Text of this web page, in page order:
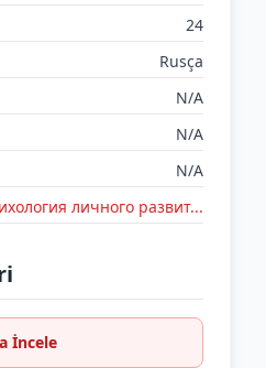
24
Rusça
N/A
N/A
N/A
личного развит...
İncele